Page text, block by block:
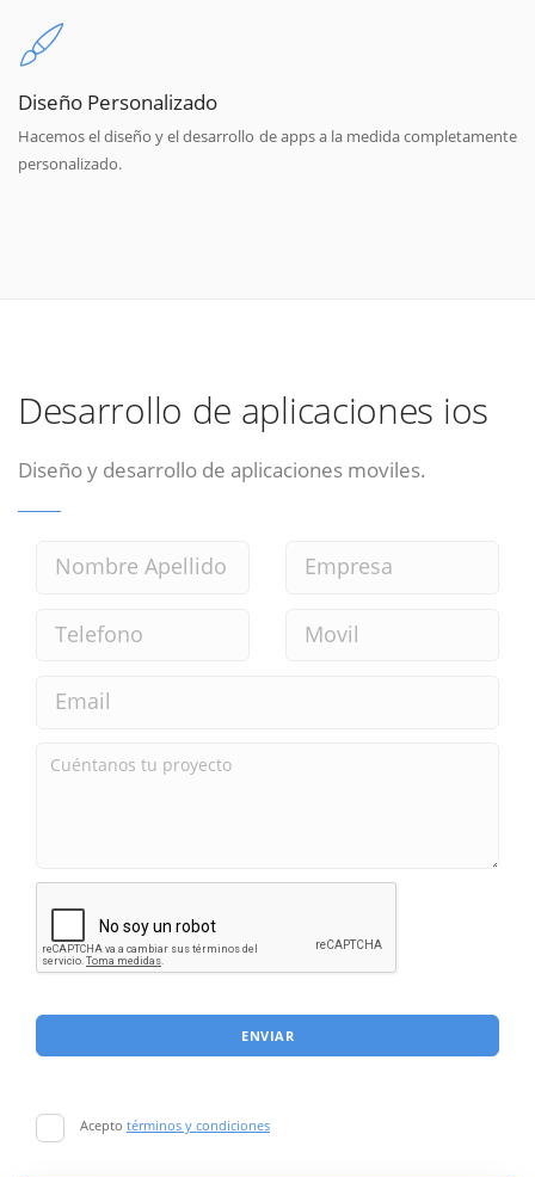
Diseño Personalizado
Hacemos el diseño y el desarrollo de apps a la medida completamente
personalizado.
Desarrollo de aplicaciones ios
Diseño y desarrollo de aplicaciones moviles.
ENVIAR
Acepto términos y condiciones